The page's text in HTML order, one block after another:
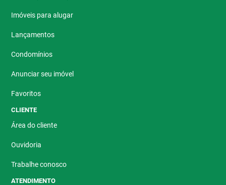
Imóveis para alugar
Lançamentos
Condomínios
Anunciar seu imóvel
Favoritos
CLIENTE
Área do cliente
Ouvidoria
Trabalhe conosco
ATENDIMENTO